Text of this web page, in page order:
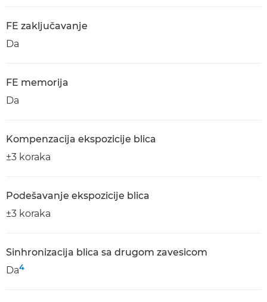
FE zaključavanje
Da
FE memorija
Da
Kompenzacija ekspozicije blica
±3 koraka
Podešavanje ekspozicije blica
±3 koraka
Sinhronizacija blica sa drugom zavesicom
Da4